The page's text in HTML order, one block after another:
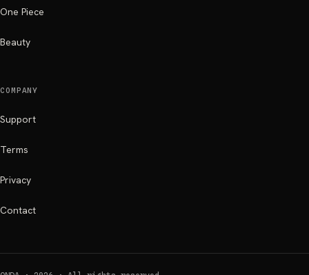
One Piece
Beauty
COMPANY
Support
Terms
Privacy
Contact